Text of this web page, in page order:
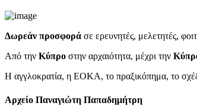
Δωρεάν προσφορά σε ερευνητές, μελετητές,
Από την Κύπρο στην αρχαιότητα, μέχρι την
Η αγγλοκρατία, η ΕΟΚΑ, το πραξικόπημα, το
Αρχείο Παναγιώτη Παπαδημήτρη